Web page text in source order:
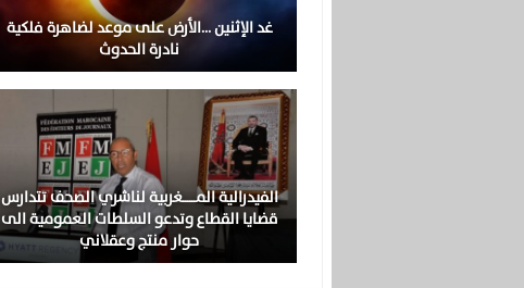
غد الإثنين …الأرض على موعد لضاهرة فلكية
نادرة الحدوث
الفيدرالية المــــــغربية لناشري الصحف تتدارس
قضايا القطاع وتدعو السلطات العمومية الى
حوار منتج وعقلاني